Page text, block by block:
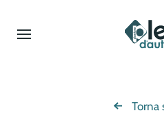
Skip to main content
Torna